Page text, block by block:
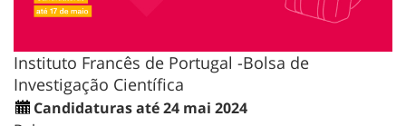
Instituto Francês de Portugal -Bolsa de
Investigação Científica
Candidaturas até 24 mai 2024